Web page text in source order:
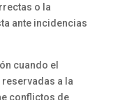
o la
ante incidencias
cuando el
a la
conflictos de